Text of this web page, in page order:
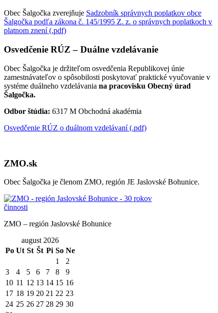
Obec Šalgočka zverejňuje Sadzobník správnych poplatkov obce
Šalgočka podľa zákona č. 145/1995 Z. z. o správnych poplatkoch v
platnom znení (.pdf)
Osvedčenie RÚZ – Duálne vzdelávanie
Obec Šalgočka je držiteľom osvedčenia Republikovej únie
zamestnávateľov o spôsobilosti poskytovať praktické vyučovanie v
systéme duálneho vzdelávania na pracovisku Obecný úrad
Šalgočka.
Odbor štúdia: 6317 M Obchodná akadémia
Osvedčenie RÚZ o duálnom vzdelávaní (.pdf)
ZMO.sk
Obec Šalgočka je členom ZMO, región JE Jaslovské Bohunice.
ZMO – región Jaslovské Bohunice
august 2026
Po Ut St Št Pi So Ne
1
2
3
4 5 6 7 8
9
10 11 12 13 14 15 16
17 18 19 20 21 22 23
24 25 26 27 28 29 30